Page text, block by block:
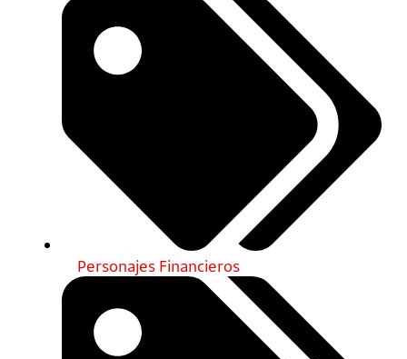
Personajes Financieros